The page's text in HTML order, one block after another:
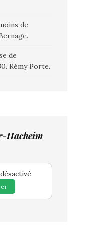
de
de
Rémy Porte.
Hacheim